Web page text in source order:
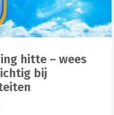
hitte – wees
bij